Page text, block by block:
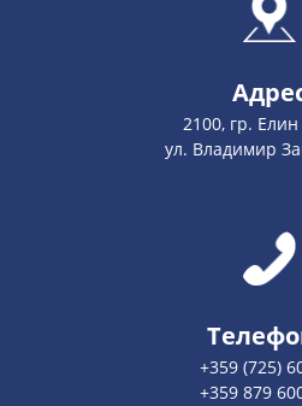
2100, гр.
ул. Владимир
+359 (725)
+359 879